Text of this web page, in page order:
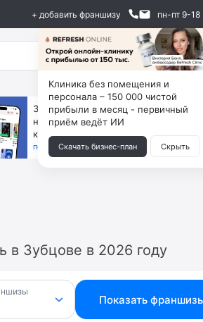
+ добавить франшизу пн-пт 9-18
За 90 тыс. открой магазин на
ни коробок, ни товара, ни склада,
каждый месяц +125 тыс. чистыми
получить бизнес-план ↓
в Зубцове в 2026 году
Показать
Клиника без помещения и
персонала – 150 000 чистой
прибыли в месяц - первичный
приём ведёт ИИ
Скачать бизнес-план Скрыть